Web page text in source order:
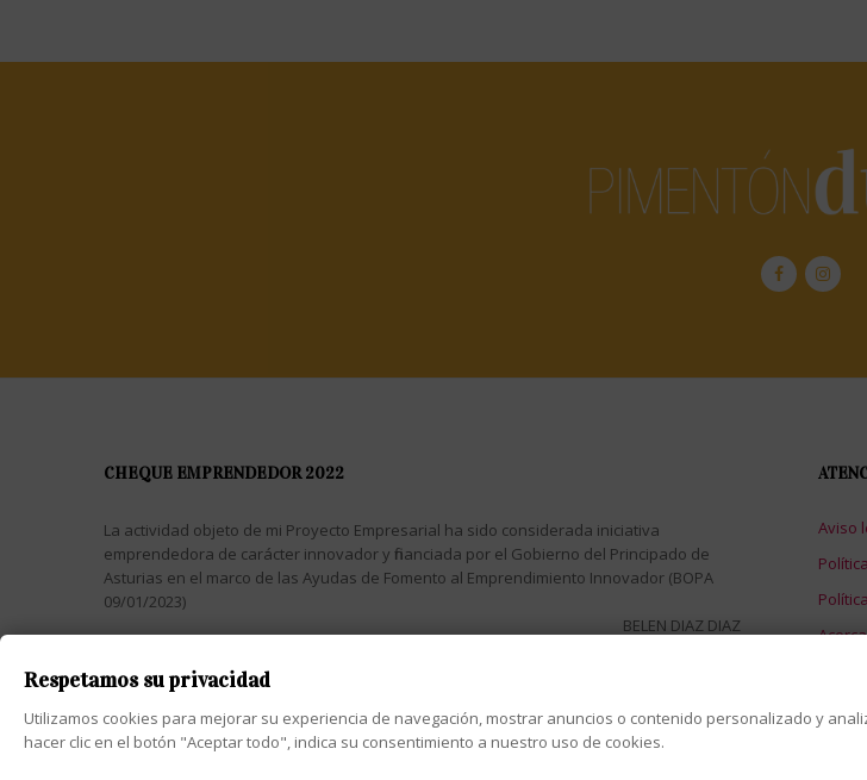
CHEQUE EMPRENDEDOR 2022
La actividad objeto de mi Proyecto Empresarial ha sido considerada iniciativa
emprendedora de carácter innovador y financiada por el Gobierno del Principado de
Asturias en el marco de las Ayudas de Fomento al Emprendimiento Innovador (BOPA
09/01/2023)
BELEN DIAZ DIAZ
Aviso
2025 Copyright © Pimentón Dulce - PlanB Diseño web Asturias
Respetamos su privacidad
Utilizamos cookies para mejorar su experiencia de navegación, mostrar anuncios o contenido personalizado y
hacer clic en el botón "Aceptar todo", indica su consentimiento a nuestro uso de cookies.